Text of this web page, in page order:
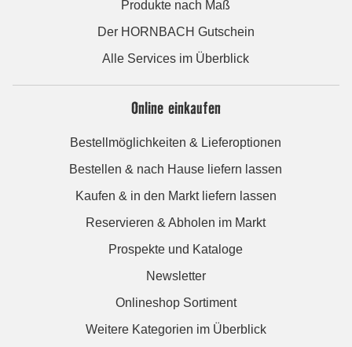
Produkte nach Maß
Der HORNBACH Gutschein
Alle Services im Überblick
Online einkaufen
Bestellmöglichkeiten & Lieferoptionen
Bestellen & nach Hause liefern lassen
Kaufen & in den Markt liefern lassen
Reservieren & Abholen im Markt
Prospekte und Kataloge
Newsletter
Onlineshop Sortiment
Weitere Kategorien im Überblick